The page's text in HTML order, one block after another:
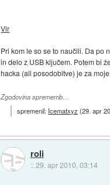
Vir
Pri kom le so se to naučili. Da po
in delo z USB ključem. Potem bi
hacka (ali posodobitve) je za
Zgodovina sprememb…
spremenil: Icematxyz (29. apr
roli
::29. apr 2010, 03:14